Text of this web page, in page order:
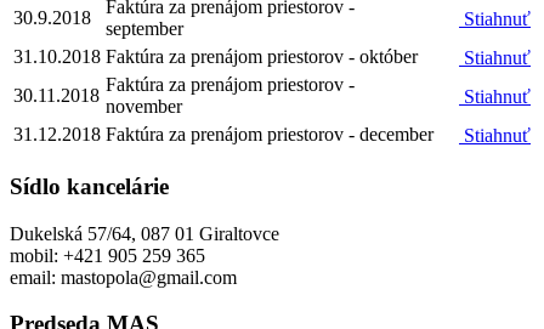
30.9.2018
Faktúra za prenájom priestorov -
september
Stiahnuť
31.10.2018 Faktúra za prenájom priestorov - október
Stiahnuť
30.11.2018
Faktúra za prenájom priestorov -
november
Stiahnuť
31.12.2018 Faktúra za prenájom priestorov - december Stiahnuť
Sídlo kancelárie
Dukelská 57/64, 087 01 Giraltovce
mobil: +421 905 259 365
email: mastopola@gmail.com